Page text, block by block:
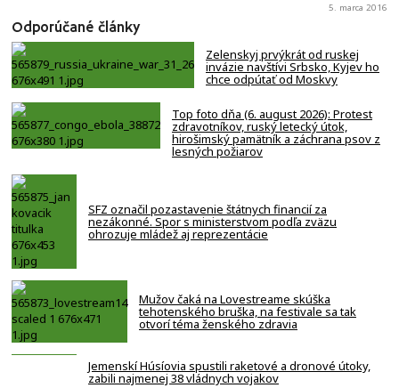
5. marca 2016
Odporúčané články
Zelenskyj prvýkrát od ruskej
invázie navštívi Srbsko, Kyjev ho
chce odpútať od Moskvy
Top foto dňa (6. august 2026): Protest
zdravotníkov, ruský letecký útok,
hirošimský pamätník a záchrana psov z
lesných požiarov
SFZ označil pozastavenie štátnych financií za
nezákonné. Spor s ministerstvom podľa zväzu
ohrozuje mládež aj reprezentácie
Mužov čaká na Lovestreame skúška
tehotenského bruška, na festivale sa tak
otvorí téma ženského zdravia
Jemenskí Húsíovia spustili raketové a dronové útoky,
zabili najmenej 38 vládnych vojakov